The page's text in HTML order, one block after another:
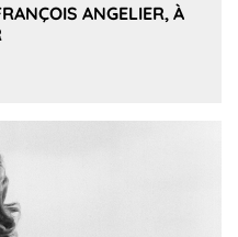
ANGELIER, À